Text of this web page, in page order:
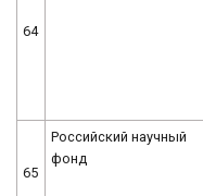
64
65
Российский научный
фонд